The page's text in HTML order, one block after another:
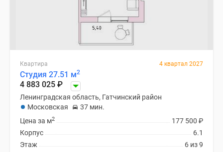
Квартира 4 квартал 2027
Студия 27.51 м2
4 883 025 ₽
Ленинградская область, Гатчинский район
Московская
37 мин.
177 500 ₽
Цена за м2
6.1
Корпус
6 из 9
Этаж